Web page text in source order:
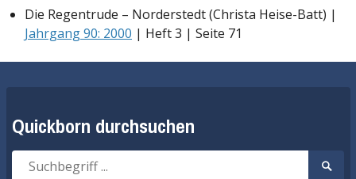
Die Regentrude – Norderstedt (Christa Heise-Batt) |
Jahrgang 90: 2000 | Heft 3 | Seite 71
Quickborn durchsuchen
Suche
nach:
Suche